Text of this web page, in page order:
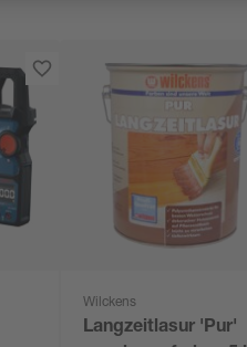
Wilckens
Langzeitlasur 'Pur'